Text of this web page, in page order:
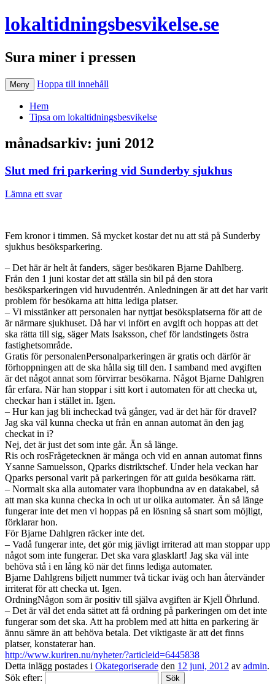
lokaltidningsbesvikelse.se
Sura miner i pressen
Meny Hoppa till innehåll
Hem
Tipsa om lokaltidningsbesvikelse
månadsarkiv: juni 2012
Slut med fri parkering vid Sunderby sjukhus
Lämna ett svar
Fem kronor i timmen. Så mycket kostar det nu att stå på Sunderby
sjukhus besöksparkering.
– Det här är helt åt fanders, säger besökaren Bjarne Dahlberg.
Från den 1 juni kostar det att ställa sin bil på den stora
besöksparkeringen vid huvudentrén. Anledningen är att det har varit
problem för besökarna att hitta lediga platser.
– Vi misstänker att personalen har nyttjat besöksplatserna för att de
är närmare sjukhuset. Då har vi infört en avgift och hoppas att det
ska rätta till sig, säger Mats Isaksson, chef för landstingets östra
fastighetsområde.
Gratis för personalenPersonalparkeringen är gratis och därför är
förhoppningen att de ska hålla sig till den. I samband med avgiften
är det något annat som förvirrar besökarna. Något Bjarne Dahlgren
får erfara. När han stoppar i sitt kort i automaten för att checka ut,
checkar han i stället in. Igen.
– Hur kan jag bli incheckad två gånger, vad är det här för dravel?
Jag ska väl kunna checka ut från en annan automat än den jag
checkat in i?
Nej, det är just det som inte går. Än så länge.
Ris och rosFrågetecknen är många och vid en annan automat finns
Ysanne Samuelsson, Qparks distriktschef. Under hela veckan har
Qparks personal varit på parkeringen för att guida besökarna rätt.
– Normalt ska alla automater vara ihopbundna av en datakabel, så
att man ska kunna checka in och ut ur olika automater. Än så länge
fungerar inte det men vi hoppas på en lösning så snart som möjligt,
förklarar hon.
För Bjarne Dahlgren räcker inte det.
– Vadå fungerar inte, det gör mig jävligt irriterad att man stoppar upp
något som inte fungerar. Det ska vara glasklart! Jag ska väl inte
behöva stå i en lång kö när det finns lediga automater.
Bjarne Dahlgrens biljett nummer två tickar iväg och han återvänder
irriterat för att checka ut. Igen.
OrdningNågon som är positiv till själva avgiften är Kjell Öhrlund.
– Det är väl det enda sättet att få ordning på parkeringen om det inte
fungerar som det ska. Att ha problem med att hitta en parkering är
ännu sämre än att behöva betala. Det viktigaste är att det finns
platser, konstaterar han.
http://www.kuriren.nu/nyheter/?articleid=6445838
Detta inlägg postades i Okategoriserade den 12 juni, 2012 av admin.
Sök efter: